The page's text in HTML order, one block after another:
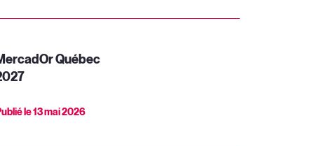
Québec
le13 mai 2026